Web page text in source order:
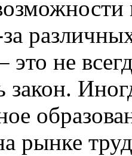
это не
рынке